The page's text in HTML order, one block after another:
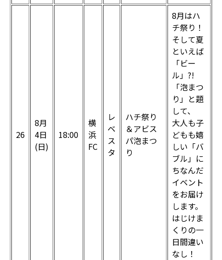
26
8月
4日
(日)
18:00
横
浜
FC
レ
ベ
ス
タ
ハチ祭り
＆アビス
パ泡まつ
り
8月はハ
チ祭り！
そして夏
といえば
「ビー
ル」?!
「泡まつ
り」と題
して、
大人も子
どもも嬉
しい「バ
ブル」に
ちなんだ
イベント
をお届け
します。
はじけま
くりの一
日間違い
なし！